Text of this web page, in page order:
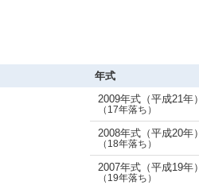
0.8万円 ～ 64.9万円
1万円 ～ 51.2万円
0.8万円 ～ 64.9万円
年式
2009年式（平成21年）
（17年落ち）
2008年式（平成20年）
（18年落ち）
2007年式（平成19年）
（19年落ち）